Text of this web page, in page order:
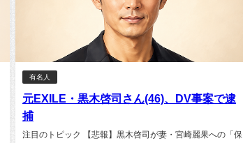
有名人
元EXILE・黒木啓司さん(46)、DV事案で逮
捕
注目のトピック 【悲報】黒木啓司が妻・宮崎麗果への「保